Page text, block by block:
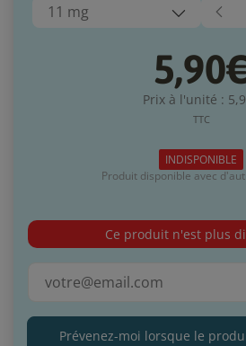
11 mg
Prix à l'unité :
TTC
INDISPONIBLE
Produit disponible avec
Ce produit n'est plus
Prévenez-moi lorsque le